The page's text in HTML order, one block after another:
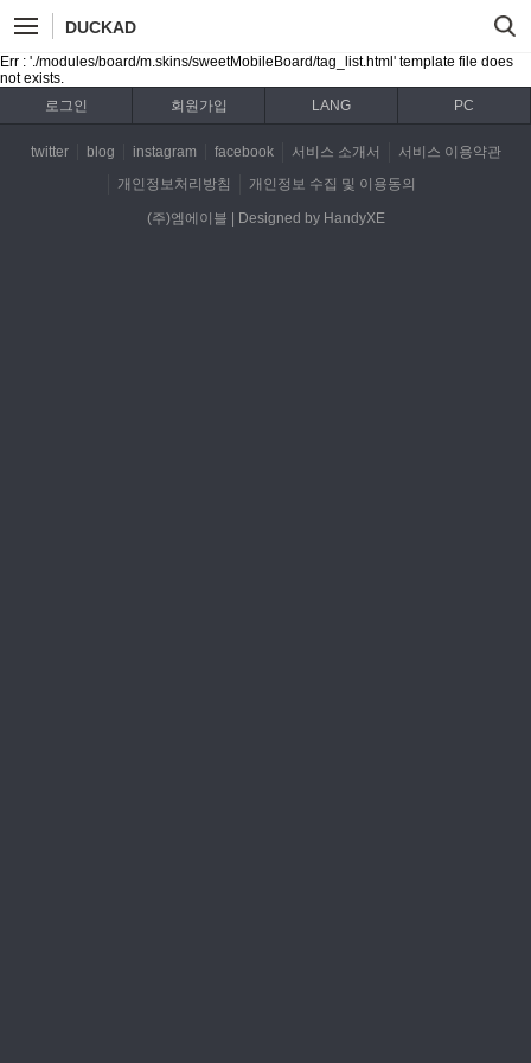
DUCKAD
Err : './modules/board/m.skins/sweetMobileBoard/tag_list.html' template file does
not exists.
로그인
회원가입 LANG PC
twitter blog instagram facebook 서비스 소개서
서비스 이용약관
개인정보처리방침
개인정보 수집 및 이용동의
(주)엠에이블 | Designed by HandyXE